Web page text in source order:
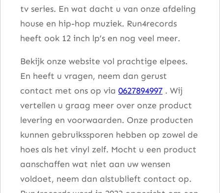
tv series. En wat dacht u van onze afdeling
house en hip-hop muziek. Run4records
heeft ook 12 inch lp’s en nog veel meer.
Bekijk onze website vol prachtige elpees.
En heeft u vragen, neem dan gerust
contact met ons op via 0627894997 . Wij
vertellen u graag meer over onze product
levering en voorwaarden. Onze producten
kunnen gebruikssporen hebben op zowel de
hoes als het vinyl zelf. Mocht u een product
aanschaffen wat niet aan uw wensen
voldoet, neem dan alstublieft contact op.